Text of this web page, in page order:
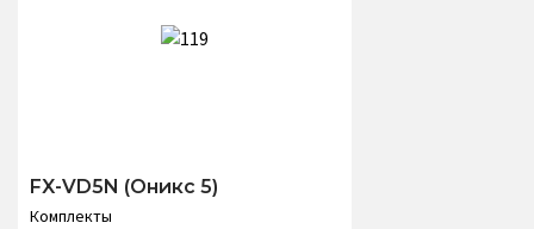
FX-VD5N (Оникс 5)
Комплекты